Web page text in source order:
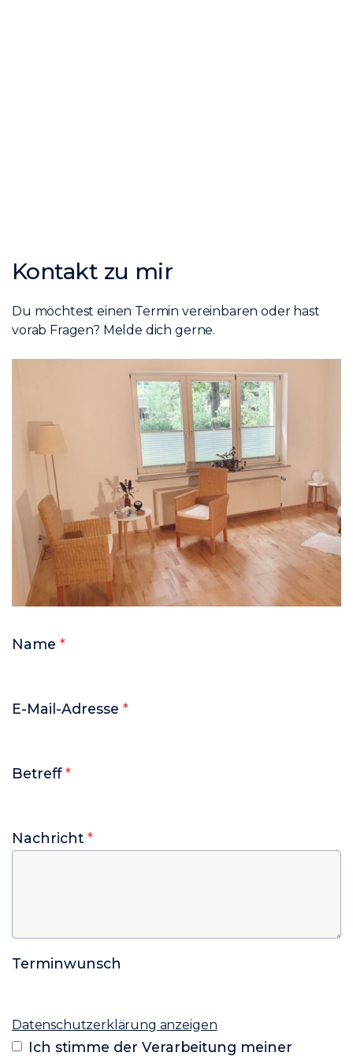
Kontakt zu mir
Du möchtest einen Termin vereinbaren oder hast
vorab Fragen? Melde dich gerne.
Name *
E-Mail-Adresse *
Betreff *
Nachricht *
Terminwunsch
Datenschutzerklärung anzeigen
Ich stimme der Verarbeitung meiner